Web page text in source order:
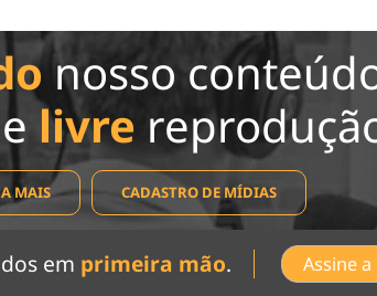
nosso
livre
MAIS CADASTRO DE MÍDIAS
em primeira mão. Assine